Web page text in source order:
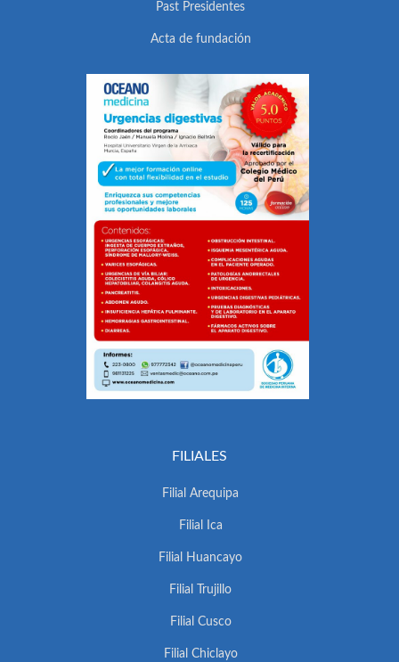
Past Presidentes
Acta de fundación
FILIALES
Filial Arequipa
Filial Ica
Filial Huancayo
Filial Trujillo
Filial Cusco
Filial Chiclayo